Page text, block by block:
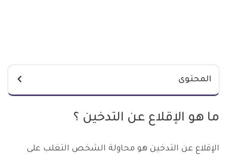
المحتوى
ما هو الإقلاع عن التدخين ؟
الإقلاع عن التدخين هو محاولة الشخص التغلب على